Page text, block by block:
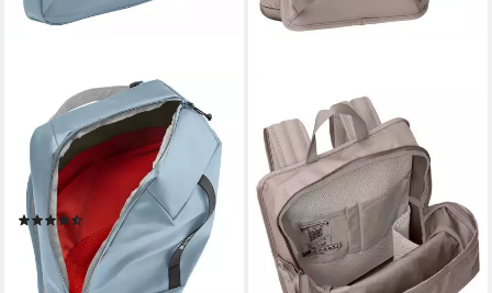
Wanderrucksack Mineo
Backpack 17 (Kein Set),
urbaner Tagesrucksack mit
13,4" Laptopfach
ab 100,00 €
lieferbar - in 2-3 Werktagen bei dir
+2
Trekkingrucksack Coreway
Pack 17, Rucksack für den
urbanen Alltag, 17 Liter
100,00 €
leider ausverkauft